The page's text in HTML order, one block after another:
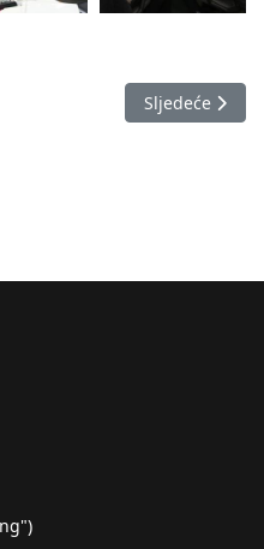
redovna godišnja obuka
Sljedeći
Sljedeće